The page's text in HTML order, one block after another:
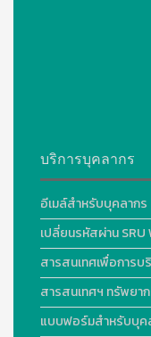
บริการบุคลากร
อีเมล์สำหรับบุคลากร
เปลี่ยนรหัสผ่าน SRU
สารสนเทศเพื่อการบ
สารสนเทศฯ ทรัพยา
แบบฟอร์มสำหรับบุค